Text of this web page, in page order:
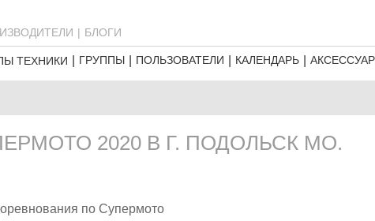
БЛОГИ
ТЕХНИКИ ГРУППЫ ПОЛЬЗОВАТЕЛИ КАЛЕНДАРЬ
2020 В Г. ПОДОЛЬСК МО.
по Супермото